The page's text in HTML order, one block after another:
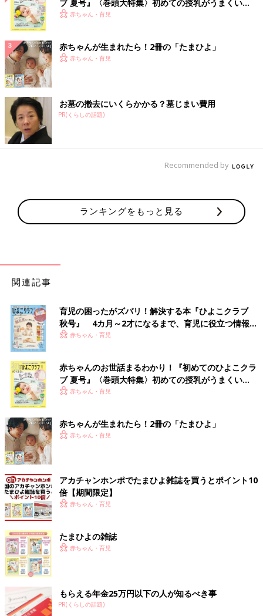
ブ 夏号』〈巻頭大特集〉初めての授乳がうまくい
く！ おっぱい・ミルクの基本と夏のトラブル 解決テ
赤ちゃん・育児
赤ちゃんが生まれたら！2冊の「たまひよ」
赤ちゃん・育児
お墓の撤去にいくらかかる？墓じまい費用
PR(くらしの話題)
Recommended by
ランキングをもっと見る
関連記事
育児の困ったがズバリ！解決する本『ひよこクラブ
秋号』 4カ月～2才になるまで、育児に役立つ情報が
いっぱい！
赤ちゃん・育児
赤ちゃんのお世話まるわかり！『初めてのひよこクラ
ブ 夏号』〈巻頭大特集〉初めての授乳がうまくい
く！ おっぱい・ミルクの基本と夏のトラブル 解決テ
赤ちゃん・育児
赤ちゃんが生まれたら！2冊の「たまひよ」
赤ちゃん・育児
アカチャンホンポでたまひよ雑誌を買うとポイント10
倍【期間限定】
赤ちゃん・育児
たまひよの雑誌
赤ちゃん・育児
もらえる年金25万円以下の人が知るべき事
PR(くらしの話題)